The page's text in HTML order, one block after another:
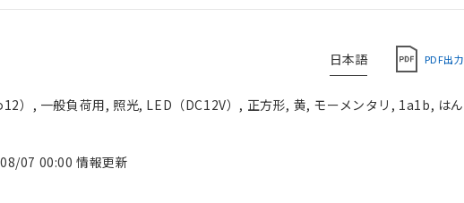
日本語 PDF出力
）, 一般負荷用, 照光, LED（DC12V）, 正方形, 黄, モーメンタリ, 1a1b, はん
07 00:00 情報更新